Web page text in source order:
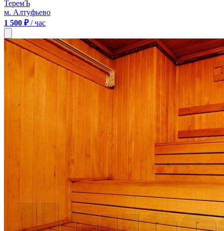
ТеремЪ
м. Алтуфьево
1 500 ₽/ час